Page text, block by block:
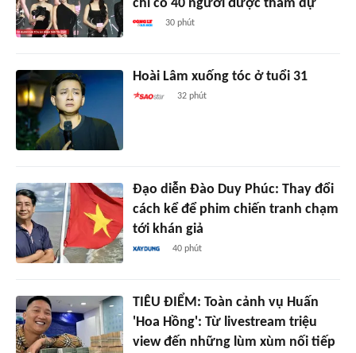
chỉ có 40 người được tham dự
30 phút
Hoài Lâm xuống tóc ở tuổi 31
32 phút
Đạo diễn Đào Duy Phúc: Thay đổi
cách kể để phim chiến tranh chạm
tới khán giả
40 phút
TIÊU ĐIỂM: Toàn cảnh vụ Huấn
'Hoa Hồng': Từ livestream triệu
view đến những lùm xùm nối tiếp